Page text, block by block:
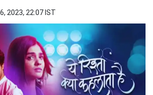
2023, 22:07 IST